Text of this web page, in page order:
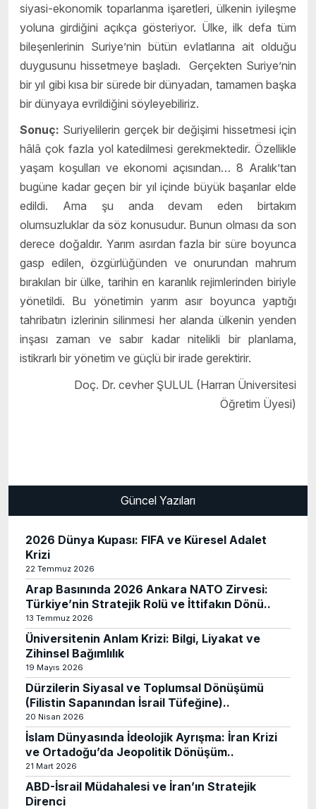
siyasi-ekonomik toparlanma işaretleri, ülkenin iyileşme
yoluna girdiğini açıkça gösteriyor. Ülke, ilk defa tüm
bileşenlerinin Suriye’nin bütün evlatlarına ait olduğu
duygusunu hissetmeye başladı. Gerçekten Suriye’nin
bir yıl gibi kısa bir sürede bir dünyadan, tamamen başka
bir dünyaya evrildiğini söyleyebiliriz.
Sonuç: Suriyelilerin gerçek bir değişimi hissetmesi için
hâlâ çok fazla yol katedilmesi gerekmektedir. Özellikle
yaşam koşulları ve ekonomi açısından… 8 Aralık’tan
bugüne kadar geçen bir yıl içinde büyük başarılar elde
edildi. Ama şu anda devam eden birtakım
olumsuzluklar da söz konusudur. Bunun olması da son
derece doğaldır. Yarım asırdan fazla bir süre boyunca
gasp edilen, özgürlüğünden ve onurundan mahrum
bırakılan bir ülke, tarihin en karanlık rejimlerinden biriyle
yönetildi. Bu yönetimin yarım asır boyunca yaptığı
tahribatın izlerinin silinmesi her alanda ülkenin yenden
inşası zaman ve sabır kadar nitelikli bir planlama,
istikrarlı bir yönetim ve güçlü bir irade gerektirir.
Doç. Dr. cevher ŞULUL (Harran Üniversitesi
Öğretim Üyesi)
Güncel Yazıları
2026 Dünya Kupası: FIFA ve Küresel Adalet
Krizi
22 Temmuz 2026
Arap Basınında 2026 Ankara NATO Zirvesi:
Türkiye’nin Stratejik Rolü ve İttifakın Dönü..
13 Temmuz 2026
Üniversitenin Anlam Krizi: Bilgi, Liyakat ve
Zihinsel Bağımlılık
19 Mayıs 2026
Dürzilerin Siyasal ve Toplumsal Dönüşümü
(Filistin Sapanından İsrail Tüfeğine)..
20 Nisan 2026
İslam Dünyasında İdeolojik Ayrışma: İran Krizi
ve Ortadoğu’da Jeopolitik Dönüşüm..
21 Mart 2026
ABD-İsrail Müdahalesi ve İran’ın Stratejik
Direnci